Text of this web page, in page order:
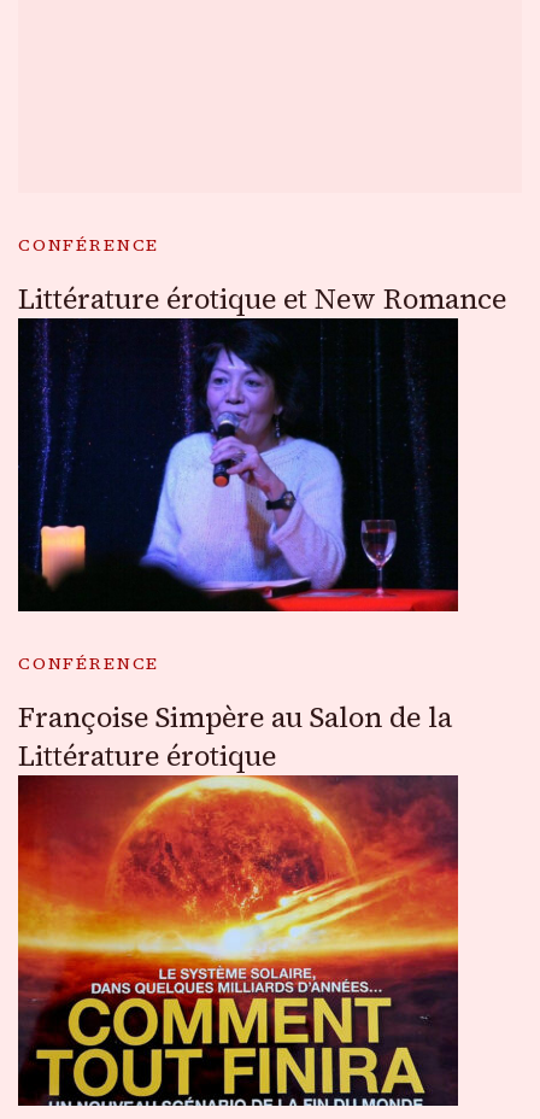
CONFÉRENCE
Littérature érotique et New Romance
CONFÉRENCE
Françoise Simpère au Salon de la
Littérature érotique